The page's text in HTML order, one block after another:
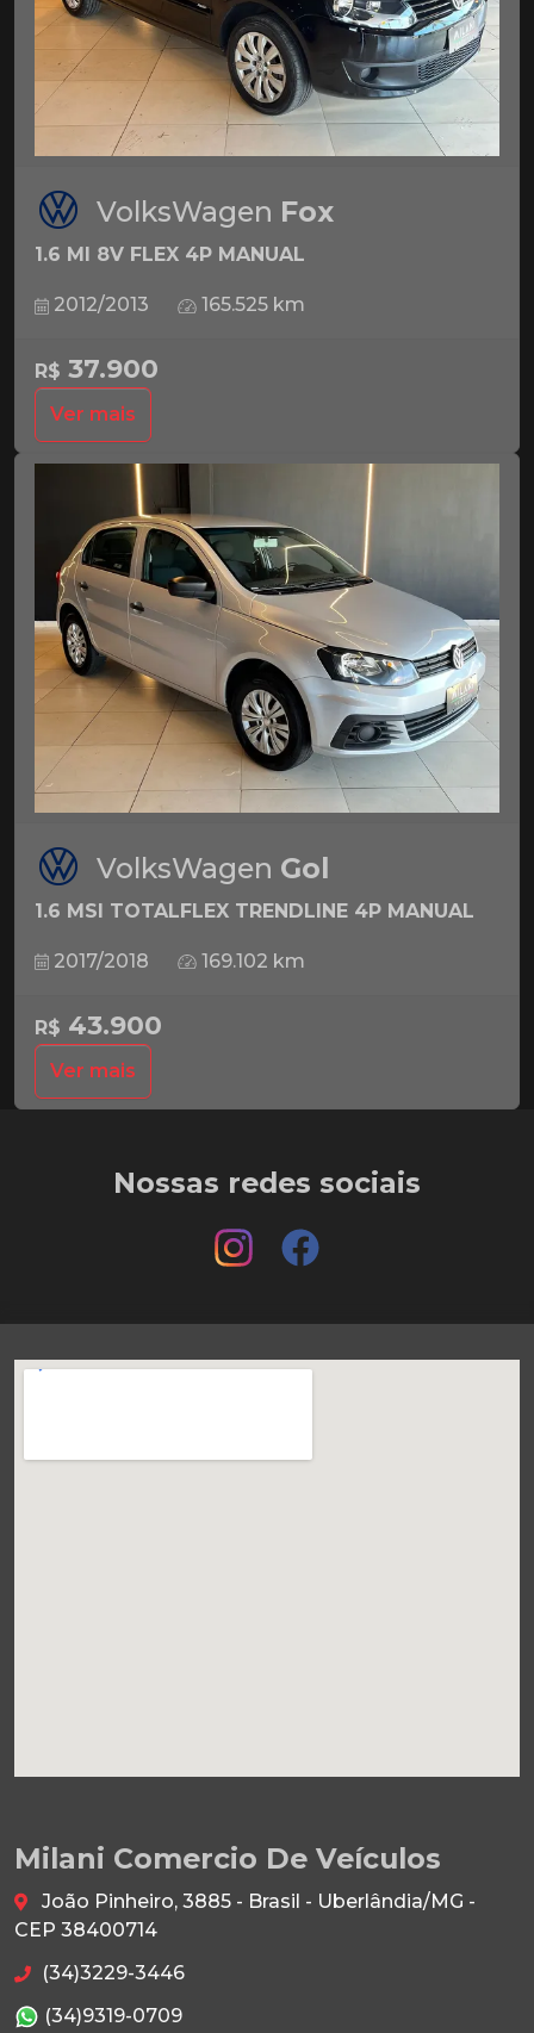
VolksWagen Fox
1.6 MI 8V FLEX 4P MANUAL
2012/2013 165.525 km
R$ 37.900
Ver mais
VolksWagen Gol
1.6 MSI TOTALFLEX TRENDLINE 4P MANUAL
2017/2018 169.102 km
R$ 43.900
Ver mais
Nossas redes sociais
Milani Comercio De Veículos
João Pinheiro, 3885 - Brasil - Uberlândia/MG -
CEP 38400714
(34)3229-3446
(34)9319-0709